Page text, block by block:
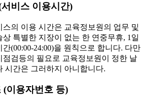
비스 이용시간)
스의 이용 시간은 교육정보원의 업무 및
상 특별한 지장이 없는 한 연중무휴, 1일
간(00:00-24:00)을 원칙으로 합니다. 다만
점검등의 필요로 교육정보원이 정한 날
시간은 그러하지 아니합니다.
(이용자번호 등)